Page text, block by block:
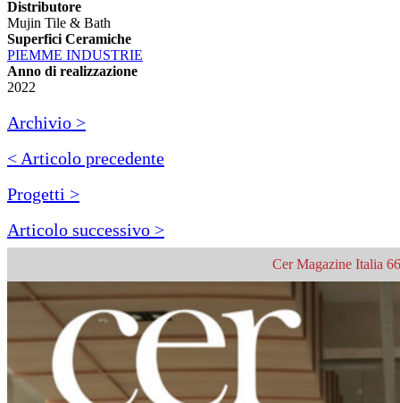
Distributore
Mujin Tile & Bath
Superfici Ceramiche
PIEMME INDUSTRIE
Anno di realizzazione
2022
Archivio >
< Articolo precedente
Progetti >
Articolo successivo >
Cer Magazine Italia